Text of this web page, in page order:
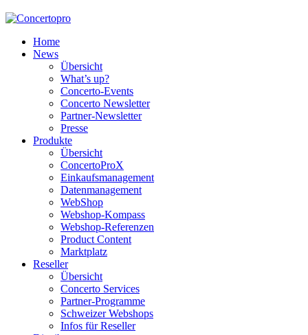
Home
News
Übersicht
What’s up?
Concerto-Events
Concerto Newsletter
Partner-Newsletter
Presse
Produkte
Übersicht
ConcertoProX
Einkaufsmanagement
Datenmanagement
WebShop
Webshop-Kompass
Webshop-Referenzen
Product Content
Marktplatz
Reseller
Übersicht
Concerto Services
Partner-Programme
Schweizer Webshops
Infos für Reseller